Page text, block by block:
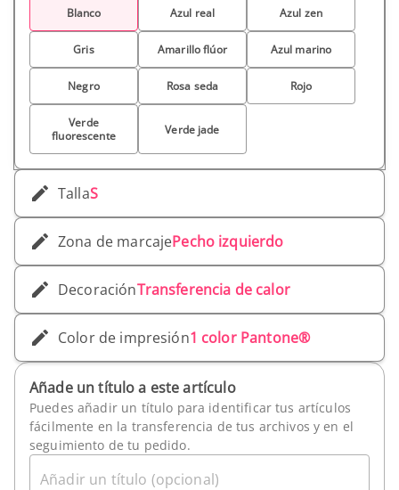
Blanco Azul real Azul zen
Gris Amarillo flúor Azul marino
Negro Rosa seda Rojo
Verde
fluorescente
Verde jade
TallaS
Zona de marcajePecho izquierdo
DecoraciónTransferencia de calor
Color de impresión1 color Pantone®
Añade un título a este artículo
Puedes añadir un título para identificar tus artículos
fácilmente en la transferencia de tus archivos y en el
seguimiento de tu pedido.
Añadir un título (opcional)